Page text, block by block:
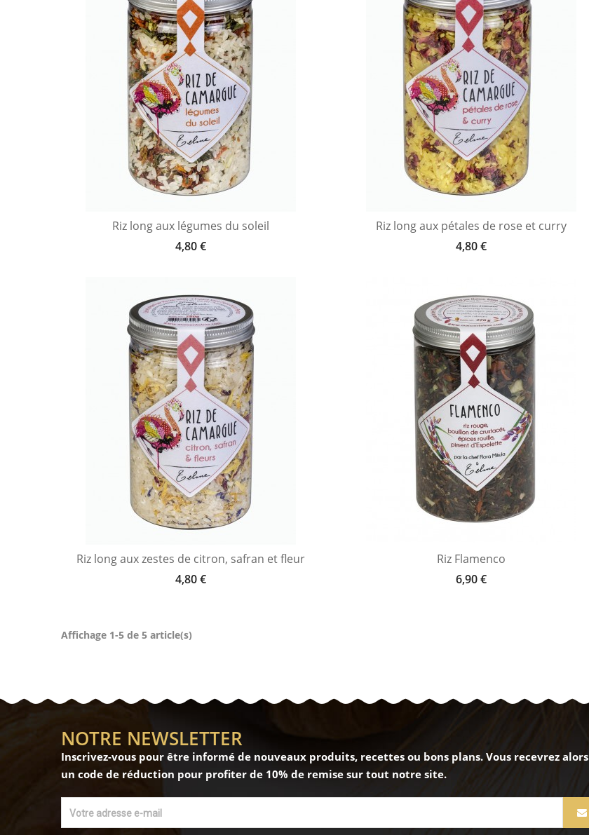
Riz long aux légumes du soleil
4,80 €
Riz long aux pétales de rose et curry
4,80 €
Riz long aux zestes de citron, safran et fleur
4,80 €
Riz Flamenco
6,90 €
Affichage 1-5 de 5 article(s)
NOTRE NEWSLETTER
Inscrivez-vous pour être informé de nouveaux produits, recettes ou bons plans. Vous recevrez alors
un code de réduction pour profiter de 10% de remise sur tout notre site.